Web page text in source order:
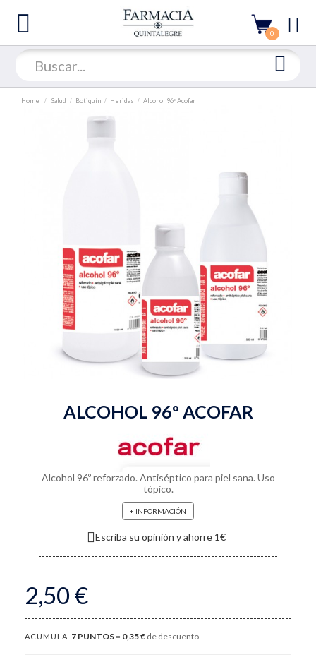
0
Home Salud Botiquín Heridas Alcohol 96º Acofar
ALCOHOL 96º ACOFAR
Alcohol 96º reforzado. Antiséptico para piel sana. Uso
tópico.
+ INFORMACIÓN
Escriba su opinión y ahorre 1€
2,50 €
ACUMULA 7 PUNTOS = 0,35 € de descuento